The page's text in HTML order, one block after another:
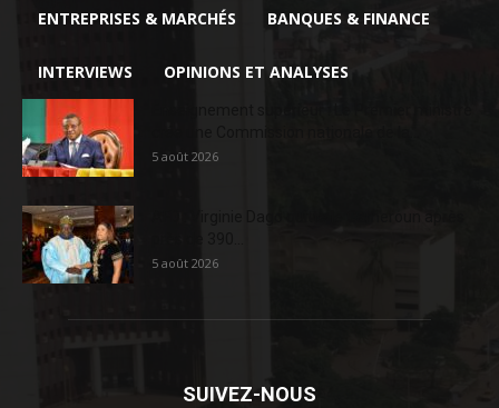
ENTREPRISES & MARCHÉS BANQUES & FINANCE
INTERVIEWS OPINIONS ET ANALYSES
5 août 2026
5 août 2026
SUIVEZ-NOUS